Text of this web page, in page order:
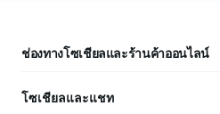
ช่องทางโซเชียลและร้านค้าออนไลน์
โซเชียลและแชท